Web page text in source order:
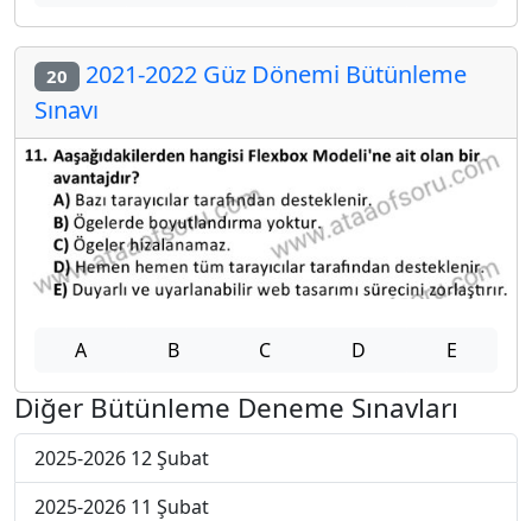
20 2021-2022 Güz Dönemi Bütünleme
Sınavı
A B C D E
Diğer Bütünleme Deneme Sınavları
2025-2026 12 Şubat
2025-2026 11 Şubat